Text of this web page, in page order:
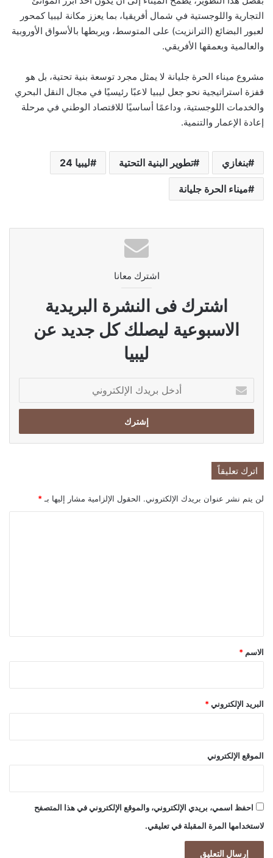
التجارية واللوجستية في شمال أفريقيا، بما يعزز مكانة ليبيا كمحور
لعبور البضائع (الترانزيت) على المتوسط، ويربطها بالأسواق الأوروبية
والعالمية وبعمقها الأفريقي.
مشروع ميناء الحرة جليانة لا يمثل مجرد توسعة بنية تحتية، بل هو
قفزة استراتيجية نحو جعل ليبيا لاعبًا رئيسيًا في مجال النقل البحري
والخدمات اللوجستية، وداعمًا أساسيًا للاقتصاد الوطني في مرحلة
إعادة الإعمار والتنمية.
بنغازي تطوير البنية التحتية ليبيا 24
ميناء الحرة جليانة
اشترك معانا
اشترك فى النشرة البريدية
الاسبوعية ليصلك كل جديد عن
ليبيا
بريدك
الإلكتروني
اترك تعليقاً
لن يتم نشر عنوان بريدك الإلكتروني. الحقول الإلزامية مشار إليها بـ *
*
الاسم *
البريد الإلكتروني *
الموقع الإلكتروني
احفظ اسمي، بريدي الإلكتروني، والموقع الإلكتروني في هذا المتصفح
لاستخدامها المرة المقبلة في تعليقي.